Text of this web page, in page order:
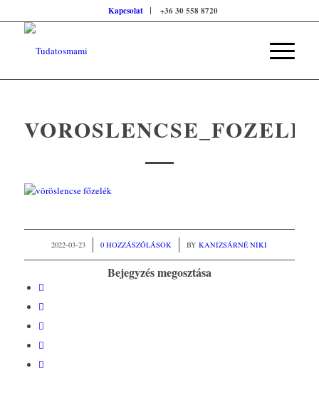
Kapcsolat +36 30 558 8720
2022-03-23 0 HOZZÁSZÓLÁSOK
/ BYKANIZSÁRNÉ NIKI
Bejegyzés megosztása